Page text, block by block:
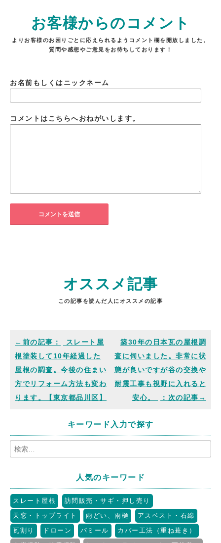
お客様からのコメント
よりお客様のお困りごとに応えられるようコメント欄を開放しました。
質問や感想やご意見をお待ちしております！
お名前もしくはニックネーム
コメントはこちらへおねがいします。
オススメ記事
この記事を読んだ人にオススメの記事
スレート屋
根塗装して10年経過した
屋根の調査。今後の住まい
方でリフォーム方法も変わ
ります。【東京都品川区】
築30年の日本瓦の屋根調
査に伺いました。非常に状
態が良いですが谷の交換や
耐震工事も視野に入れると
安心。
キーワード入力で探す
人気のキーワード
スレート屋根
訪問販売・サギ・押し売り
天窓・トップライト
雨どい、雨樋
アスベスト・石綿
瓦割り
ドローン パミール
カバー工法（重ね葺き）